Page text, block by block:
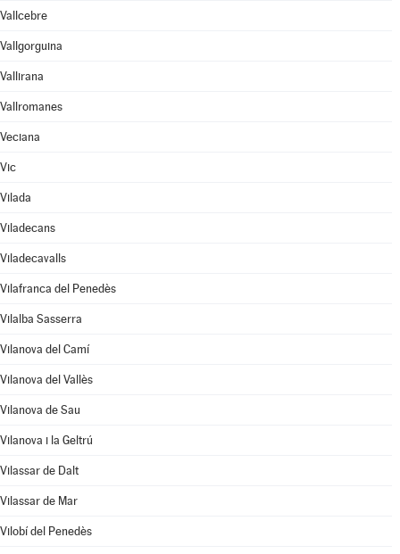
Vallcebre
Vallgorguina
Vallirana
Vallromanes
Veciana
Vic
Vilada
Viladecans
Viladecavalls
Vilafranca del Penedès
Vilalba Sasserra
Vilanova del Camí
Vilanova del Vallès
Vilanova de Sau
Vilanova i la Geltrú
Vilassar de Dalt
Vilassar de Mar
Vilobí del Penedès